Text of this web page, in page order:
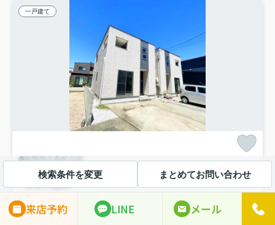
一戸建て
板野郡北島町北村
北島フィットセル
高徳線「勝瑞」駅 徒歩44分
検索条件を変更 まとめてお問い合わせ
来店予約 LINE メール